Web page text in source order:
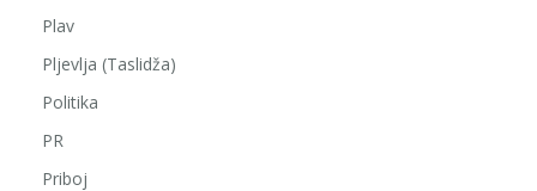
Plav
Pljevlja (Taslidža)
Politika
PR
Priboj